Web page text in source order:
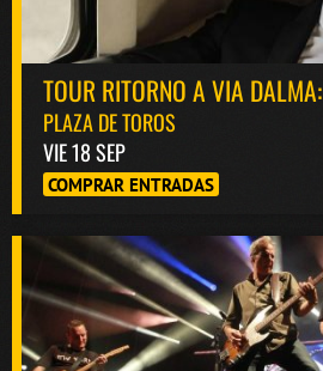
TOUR RITORNO A VIA DALMA:
PLAZA DE TOROS
VIE 18 SEP
COMPRAR ENTRADAS